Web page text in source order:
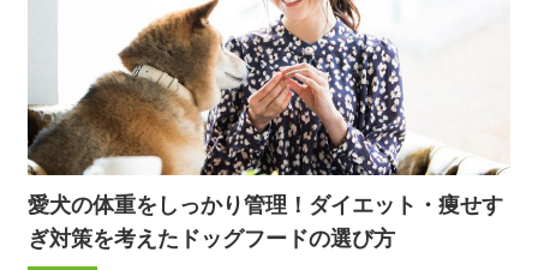
愛犬の体重をしっかり管理！ダイエット・痩せす
ぎ対策を考えたドッグフードの選び方